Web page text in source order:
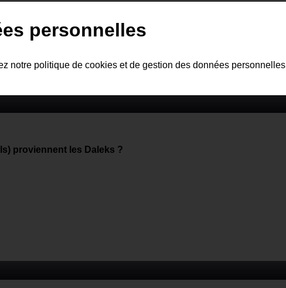
proviennent les Daleks ?
personnelles
notre politique de cookies et de gestion des données personnelles